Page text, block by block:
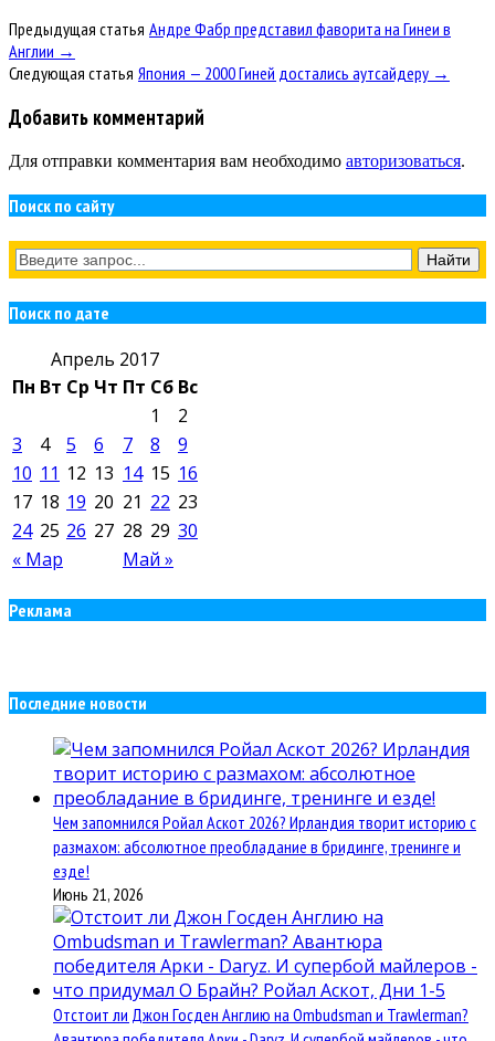
Предыдущая статья Андре Фабр представил фаворита на Гинеи в
Англии →
Следующая статья Япония — 2000 Гиней достались аутсайдеру →
Добавить комментарий
Для отправки комментария вам необходимо авторизоваться.
Поиск по сайту
Поиск по дате
Апрель 2017
Пн Вт Ср Чт Пт Сб Вс
« Мар Май »
1
2
3
4 5 6 7 8
9
10 11 12 13 14 15 16
17 18 19 20 21 22 23
24 25 26 27 28 29 30
Реклама
Последние новости
Чем запомнился Ройал Аскот 2026? Ирландия творит историю с
размахом: абсолютное преобладание в бридинге, тренинге и
езде!
Июнь 21, 2026
Отстоит ли Джон Госден Англию на Ombudsman и Trawlerman?